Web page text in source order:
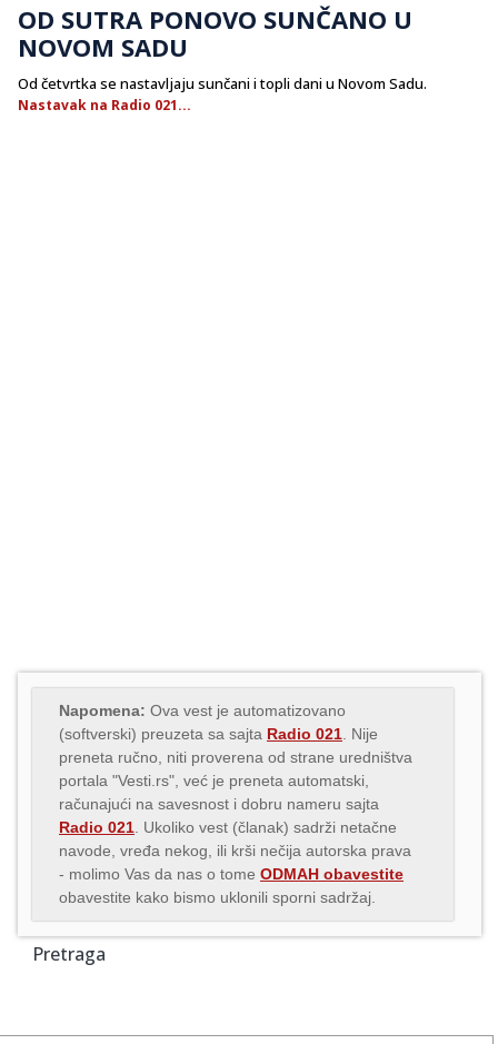
OD SUTRA PONOVO SUNČANO U
NOVOM SADU
Od četvrtka se nastavljaju sunčani i topli dani u Novom Sadu.
Nastavak na Radio 021...
Napomena: Ova vest je automatizovano
(softverski) preuzeta sa sajta Radio 021 . Nije
preneta ručno, niti proverena od strane uredništva
portala "Vesti.rs", već je preneta automatski,
računajući na savesnost i dobru nameru sajta
Radio 021 . Ukoliko vest (članak) sadrži netačne
navode, vređa nekog, ili krši nečija autorska prava
- molimo Vas da nas o tome ODMAH obavestite
obavestite kako bismo uklonili sporni sadržaj.
Pretraga